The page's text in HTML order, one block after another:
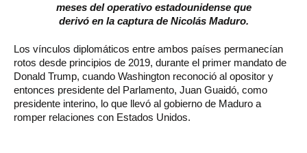
meses del operativo estadounidense que
derivó en la captura de Nicolás Maduro.
Los vínculos diplomáticos entre ambos países permanecían
rotos desde principios de 2019, durante el primer mandato de
Donald Trump, cuando Washington reconoció al opositor y
entonces presidente del Parlamento, Juan Guaidó, como
presidente interino, lo que llevó al gobierno de Maduro a
romper relaciones con Estados Unidos.